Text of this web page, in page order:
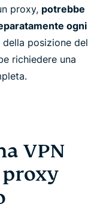
proxy, potrebbe
ogni
posizione del
richiedere una
VPN